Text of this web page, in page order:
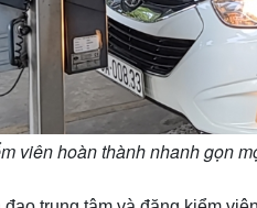
viên hoàn thành nhanh gọn